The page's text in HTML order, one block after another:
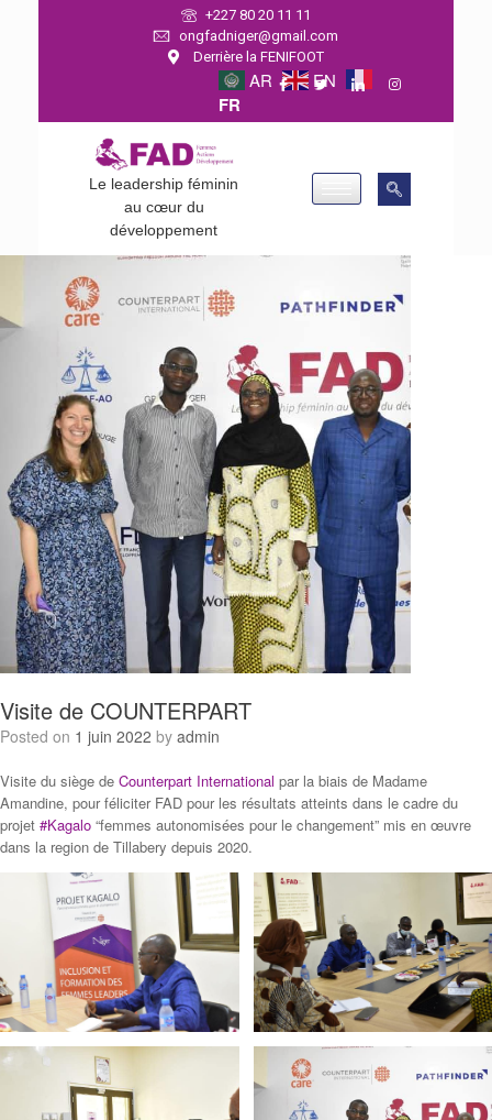
+227 80 20 11 11
ongfadniger@gmail.com
Derrière la FENIFOOT
AR EN
FR
Le leadership féminin
au cœur du
développement
Visite de COUNTERPART
Posted on 1 juin 2022 by admin
Visite du siège de Counterpart International par la biais de Madame
Amandine, pour féliciter FAD pour les résultats atteints dans le cadre du
projet #Kagalo “femmes autonomisées pour le changement” mis en œuvre
dans la region de Tillabery depuis 2020.